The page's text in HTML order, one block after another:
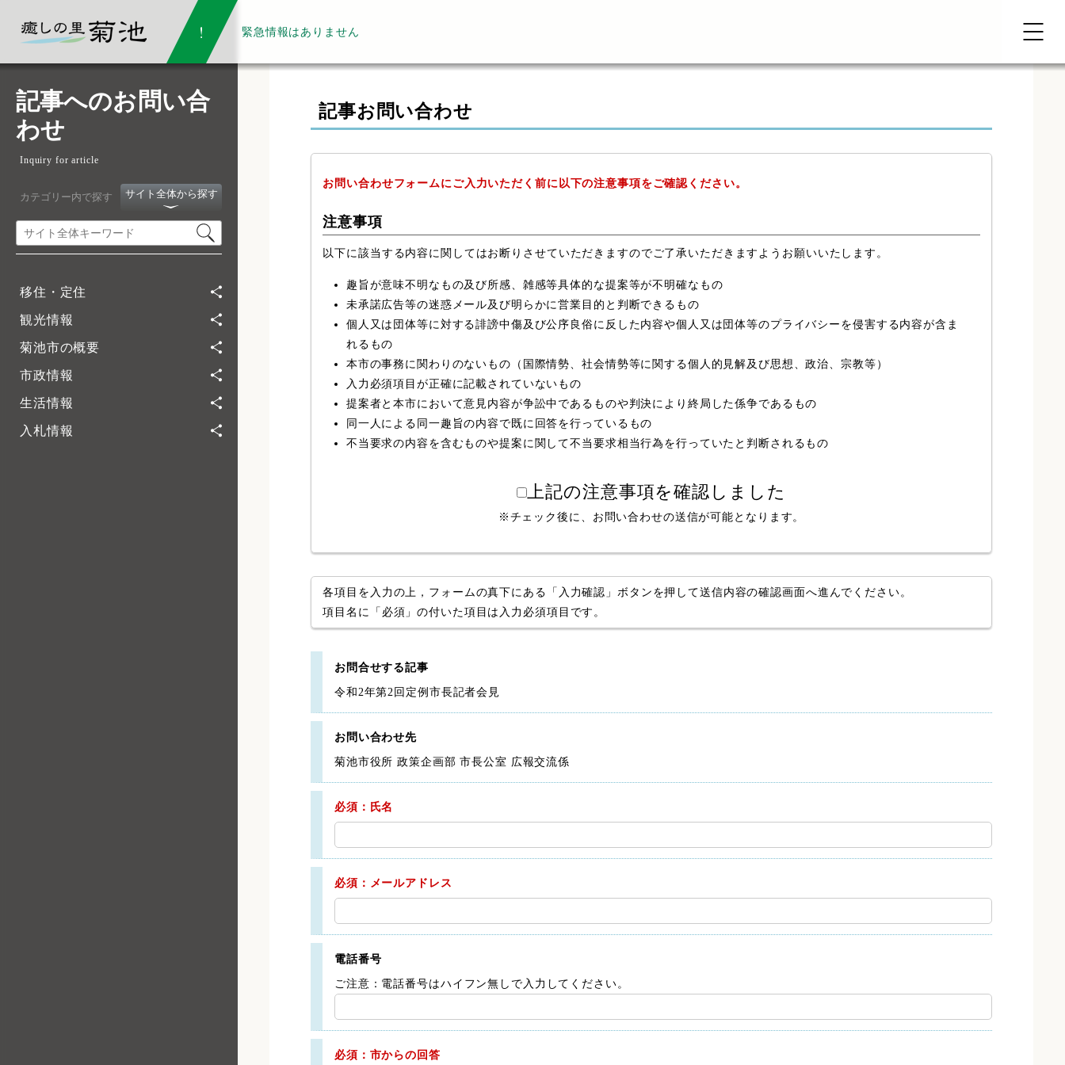
緊急情報はありません
記事へのお問い合
わせ
Inquiry for article
カテゴリー内で探す サイト全体から探す
移住・定住
観光情報
菊池市の概要
市政情報
生活情報
入札情報
記事お問い合わせ
お問い合わせフォームにご入力いただく前に以下の注意事項をご確認ください。
注意事項
以下に該当する内容に関してはお断りさせていただきますのでご了承いただきますようお願いいたします。
趣旨が意味不明なもの及び所感、雑感等具体的な提案等が不明確なもの
未承諾広告等の迷惑メール及び明らかに営業目的と判断できるもの
個人又は団体等に対する誹謗中傷及び公序良俗に反した内容や個人又は団体等のプライバシーを侵害する内容が含ま
れるもの
本市の事務に関わりのないもの（国際情勢、社会情勢等に関する個人的見解及び思想、政治、宗教等）
入力必須項目が正確に記載されていないもの
提案者と本市において意見内容が争訟中であるものや判決により終局した係争であるもの
同一人による同一趣旨の内容で既に回答を行っているもの
不当要求の内容を含むものや提案に関して不当要求相当行為を行っていたと判断されるもの
上記の注意事項を確認しました
※チェック後に、お問い合わせの送信が可能となります。
各項目を入力の上，フォームの真下にある「入力確認」ボタンを押して送信内容の確認画面へ進んでください。
項目名に「必須」の付いた項目は入力必須項目です。
お問合せする記事
令和2年第2回定例市長記者会見
お問い合わせ先
菊池市役所 政策企画部 市長公室 広報交流係
必須：氏名
必須：メールアドレス
電話番号
ご注意：電話番号はハイフン無しで入力してください。
必須：市からの回答